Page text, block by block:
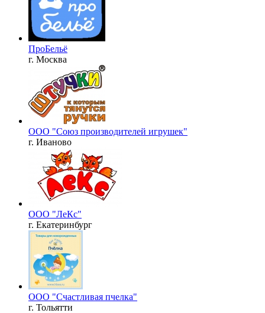
ПроБельё
г. Москва
ООО "Союз производителей игрушек"
г. Иваново
ООО "ЛеКс"
г. Екатеринбург
ООО "Счастливая пчелка"
г. Тольятти